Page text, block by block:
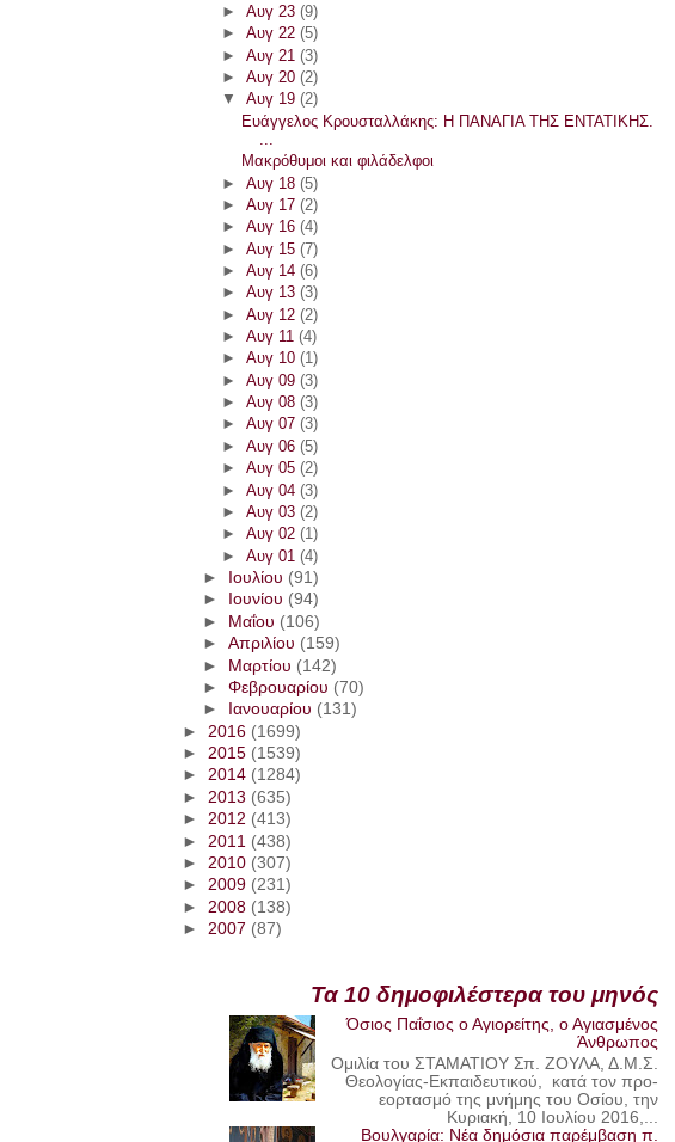
► Αυγ 23 (9)
► Αυγ 22 (5)
► Αυγ 21 (3)
► Αυγ 20 (2)
▼ Αυγ 19 (2)
Ευάγγελος Κρουσταλλάκης: Η ΠΑΝΑΓΙΑ ΤΗΣ ΕΝΤΑΤΙΚΗΣ.
Μακρόθυμοι και φιλάδελφοι
► Αυγ 18 (5)
► Αυγ 17 (2)
► Αυγ 16 (4)
► Αυγ 15 (7)
► Αυγ 14 (6)
► Αυγ 13 (3)
► Αυγ 12 (2)
► Αυγ 11 (4)
► Αυγ 10 (1)
► Αυγ 09 (3)
► Αυγ 08 (3)
► Αυγ 07 (3)
► Αυγ 06 (5)
► Αυγ 05 (2)
► Αυγ 04 (3)
► Αυγ 03 (2)
► Αυγ 02 (1)
► Αυγ 01 (4)
►
Ιουλίου (91)
►
Ιουνίου (94)
►
Μαΐου (106)
► Απριλίου (159)
► Μαρτίου (142)
► Φεβρουαρίου (70)
►
Ιανουαρίου (131)
► 2016 (1699)
►2015 (1539)
►2014 (1284)
► 2013 (635)
►2012 (413)
► 2011 (438)
► 2010 (307)
►2009 (231)
► 2008 (138)
►2007 (87)
Τα 10 δημοφιλέστερα του μηνός
Όσιος Παΐσιος ο Αγιορείτης, ο Αγιασμένος
Άνθρωπος
Ομιλία του ΣΤΑΜΑΤΙΟΥ Σπ. ΖΟΥΛΑ, Δ.Μ.Σ.
Θεολογίας-Εκπαιδευτικού, κατά τον προ-
εορτασμό της μνήμης του Οσίου, την
Κυριακή, 10 Ιουλίου 2016,...
Βουλγαρία: Νέα δημόσια παρέμβαση π.